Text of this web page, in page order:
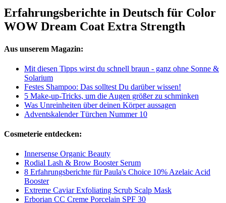
Erfahrungsberichte in Deutsch für Color
WOW Dream Coat Extra Strength
Aus unserem Magazin:
Mit diesen Tipps wirst du schnell braun - ganz ohne Sonne &
Solarium
Festes Shampoo: Das solltest Du darüber wissen!
5 Make-up-Tricks, um die Augen größer zu schminken
Was Unreinheiten über deinen Körper aussagen
Adventskalender Türchen Nummer 10
Cosmeterie entdecken:
Innersense Organic Beauty
Rodial Lash & Brow Booster Serum
8 Erfahrungsberichte für Paula's Choice 10% Azelaic Acid
Booster
Extreme Caviar Exfoliating Scrub Scalp Mask
Erborian CC Creme Porcelain SPF 30